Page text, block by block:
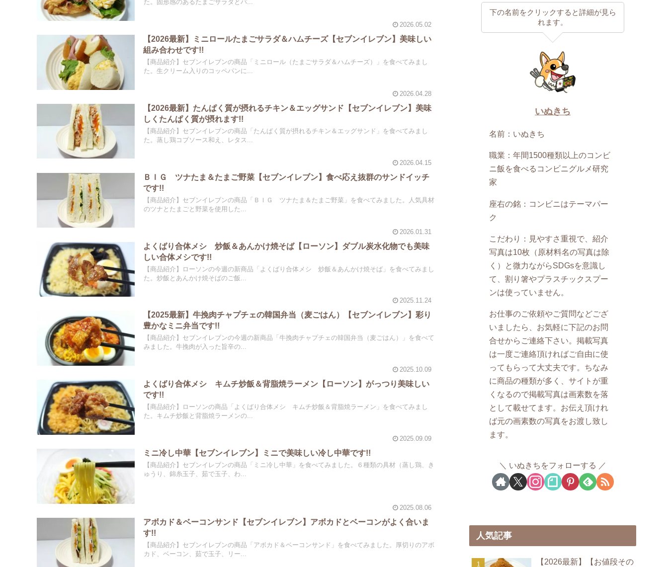
た。固形感のあるたまごサラダとパ...
2026.05.02
【2026最新】ミニロールたまごサラダ＆ハムチーズ【セブンイレブン】美味しい
組み合わせです!!
【商品紹介】セブンイレブンの商品「ミニロール（たまごサラダ＆ハムチーズ）」を食べてみまし
た。生クリーム入りのコッペパンに...
2026.04.28
【2026最新】たんぱく質が摂れるチキン＆エッグサンド【セブンイレブン】美味
しくたんぱく質が摂れます!!
【商品紹介】セブンイレブンの商品「たんぱく質が摂れるチキン＆エッグサンド」を食べてみまし
た。蒸し鶏コブソース和え、レタス...
2026.04.15
ＢＩＧ ツナたま＆たまご野菜【セブンイレブン】食べ応え抜群のサンドイッチ
です!!
【商品紹介】セブンイレブンの商品「ＢＩＧ ツナたま＆たまご野菜」を食べてみました。人気具材
のツナとたまごと野菜を使用した...
2026.01.31
よくばり合体メシ 炒飯＆あんかけ焼そば【ローソン】ダブル炭水化物でも美味
しい合体メシです!!
【商品紹介】ローソンの今週の新商品「よくばり合体メシ 炒飯＆あんかけ焼そば」を食べてみまし
た。炒飯とあんかけ焼そばのご飯...
2025.11.24
【2025最新】牛挽肉チャプチェの韓国弁当（麦ごはん）【セブンイレブン】彩り
豊かなミニ弁当です!!
【商品紹介】セブンイレブンの今週の新商品「牛挽肉チャプチェの韓国弁当（麦ごはん）」を食べて
みました。牛挽肉が入った旨辛の...
2025.10.09
よくばり合体メシ キムチ炒飯＆背脂焼ラーメン【ローソン】がっつり美味しい
です!!
【商品紹介】ローソンの商品「よくばり合体メシ キムチ炒飯＆背脂焼ラーメン」を食べてみまし
た。キムチ炒飯と背脂焼ラーメンの...
2025.09.09
ミニ冷し中華【セブンイレブン】ミニで美味しい冷し中華です!!
【商品紹介】セブンイレブンの商品「ミニ冷し中華」を食べてみました。６種類の具材（蒸し鶏、き
ゅうり、錦糸玉子、茹で玉子、わ...
2025.08.06
アボカド＆ベーコンサンド【セブンイレブン】アボカドとベーコンがよく合いま
す!!
【商品紹介】セブンイレブンの商品「アボカド＆ベーコンサンド」を食べてみました。厚切りのアボ
カド、ベーコン、茹で玉子、リー...
下の名前をクリックすると詳細が見ら
れます。
いぬきち
名前：いぬきち
職業：年間1500種類以上のコンビ
ニ飯を食べるコンビニグルメ研究
家
座右の銘：コンビニはテーマパー
ク
こだわり：見やすさ重視で、紹介
写真は10枚（原材料名の写真は除
く）と微力ながらSDGsを意識し
て、割り箸やプラスチックスプー
ンは使っていません。
お仕事のご依頼やご質問などござ
いましたら、お気軽に下記のお問
合せからご連絡下さい。掲載写真
は一度ご連絡頂ければご自由に使
ってもらって大丈夫です。ちなみ
に商品の種類が多く、サイトが重
くなるので掲載写真は画素数を落
として載せてます。お伝え頂けれ
ば元の画素数の写真をお渡し致し
ます。
いぬきちをフォローする
人気記事
【2026最新】【お値段その